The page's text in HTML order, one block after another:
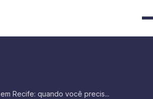
Recife: quando você precis...